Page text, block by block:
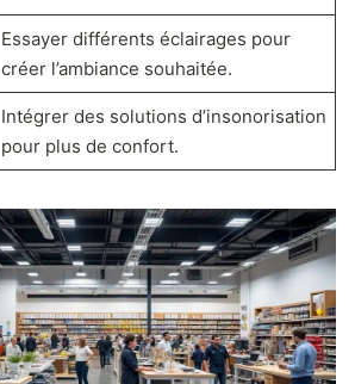
Essayer différents éclairages pour
créer l’ambiance souhaitée.
Intégrer des solutions d’insonorisation
pour plus de confort.